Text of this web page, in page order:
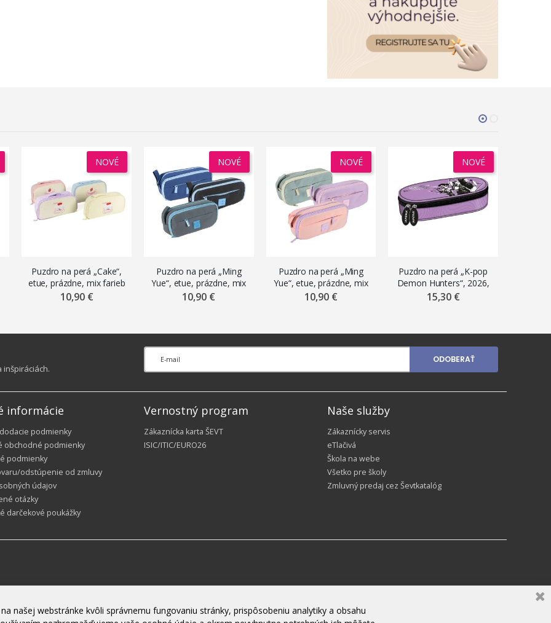
NOVÉ
Puzdro na perá „Cake“,
etue, prázdne, mix farieb
10,90 €
NOVÉ
Puzdro na perá „Ming
Yue“, etue, prázdne, mix
farieb
10,90 €
NOVÉ
Puzdro na perá „Ming
Yue“, etue, prázdne, mix
pastelových farieb
10,90 €
NOVÉ
Puzdro na perá „K-pop
Demon Hunters“, 2026,
oválne etue, prázdne,
15,30 €
ODOBERAŤ
informácie
podmienky
obchodné podmienky
podmienky
odstúpenie od zmluvy
údajov
otázky
darčekové poukážky
Vernostný program
Zákaznícka karta ŠEVT
ISIC/ITIC/EURO26
Naše služby
Zákaznícky servis
eTlačivá
Škola na webe
Všetko pre školy
Zmluvný predaj cez Ševtkatalóg
našej webstránke kvôli správnemu fungovaniu stránky, prispôsobeniu analytiky a obsahu